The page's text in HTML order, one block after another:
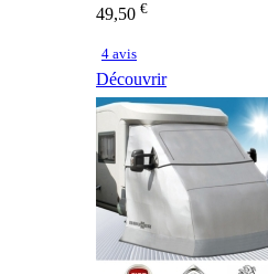
49,50 €
4 avis
Découvrir